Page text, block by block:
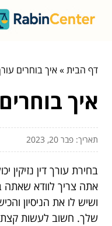
דף הבית»איך בוחרים
איך בוחרים
תאריך: פבר 20, 2023
בחירת עורך דין
אתה צריך לוודא שאתה
ושיש לו את הניסיון
שלך. חשוב לעשות